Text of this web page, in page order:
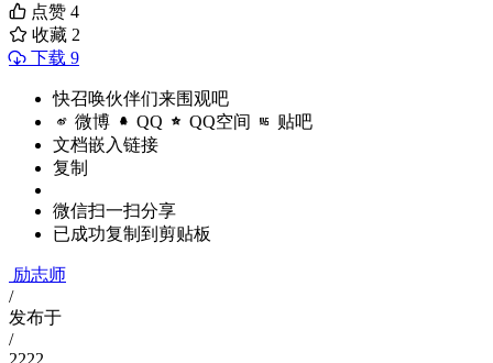
点赞 4
收藏 2
下载 9
快召唤伙伴们来围观吧
微博 QQ QQ空间 贴吧
文档嵌入链接
复制
微信扫一扫分享
已成功复制到剪贴板
励志师
/
发布于
/